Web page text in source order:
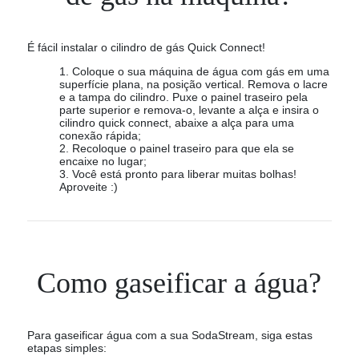
É fácil instalar o cilindro de gás Quick Connect!
1. Coloque o sua máquina de água com gás em uma
superfície plana, na posição vertical. Remova o lacre
e a tampa do cilindro. Puxe o painel traseiro pela
parte superior e remova-o, levante a alça e insira o
cilindro quick connect, abaixe a alça para uma
conexão rápida;
2. Recoloque o painel traseiro para que ela se
encaixe no lugar;
3. Você está pronto para liberar muitas bolhas!
Aproveite :)
Como gaseificar a água?
Para gaseificar água com a sua SodaStream, siga estas
etapas simples: